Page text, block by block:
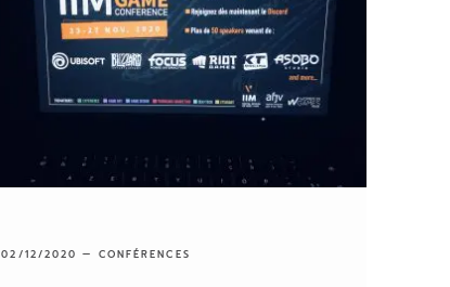
02/12/2020 — CONFÉRENCES